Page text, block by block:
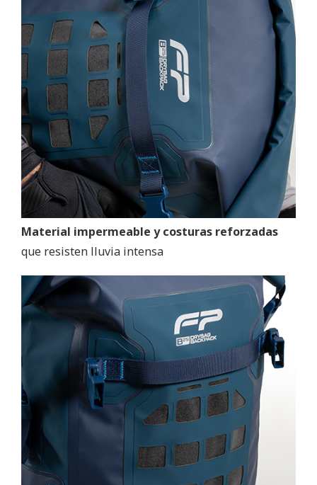
Material impermeable y costuras reforzadas
que resisten lluvia intensa